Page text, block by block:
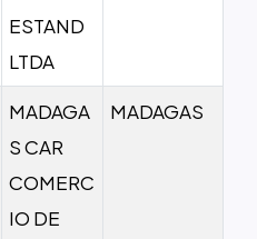
ESTAND
LTDA
MADAGA
S CAR
COMERC
IO DE
MADAGAS